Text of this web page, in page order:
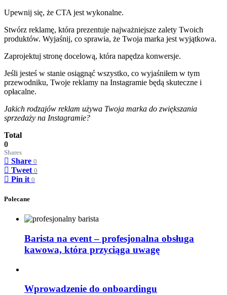
Upewnij się, że CTA jest wykonalne.
Stwórz reklamę, która prezentuje najważniejsze zalety Twoich
produktów. Wyjaśnij, co sprawia, że Twoja marka jest wyjątkowa.
Zaprojektuj stronę docelową, która napędza konwersje.
Jeśli jesteś w stanie osiągnąć wszystko, co wyjaśniłem w tym
przewodniku, Twoje reklamy na Instagramie będą skuteczne i
opłacalne.
Jakich rodzajów reklam używa Twoja marka do zwiększania
sprzedaży na Instagramie?
Total
0
Shares
Share 0
Tweet 0
Pin it 0
Polecane
Barista na event – profesjonalna obsługa
kawowa, która przyciąga uwagę
Wprowadzenie do onboardingu